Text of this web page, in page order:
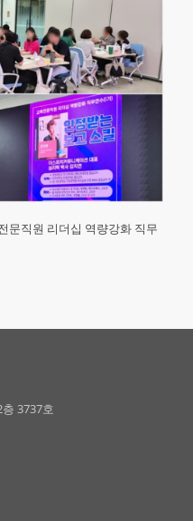
문직원 리더십 역량강화 직무
3737호